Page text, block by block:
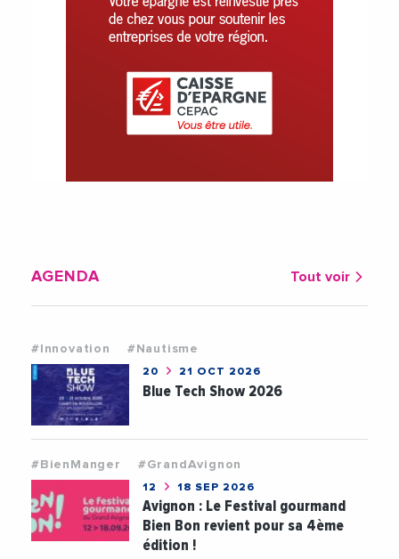
AGENDA Tout voir
#Innovation #Nautisme
20 21 OCT 2026
Blue Tech Show 2026
#BienManger #GrandAvignon
12 18 SEP 2026
Avignon : Le Festival gourmand
Bien Bon revient pour sa 4ème
édition !